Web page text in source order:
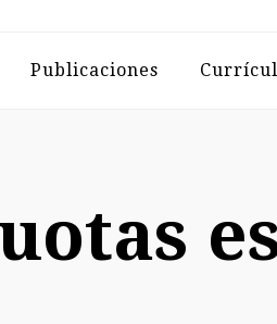
Publicaciones